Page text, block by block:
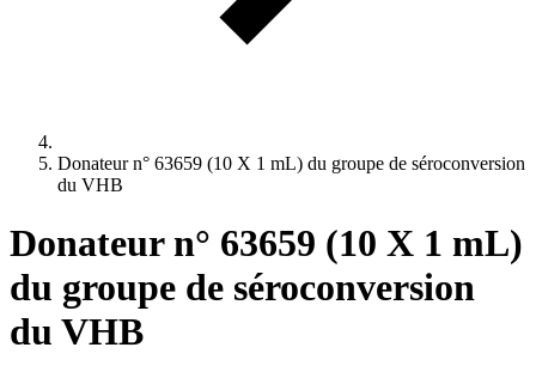
Donateur n° 63659 (10 X 1 mL) du groupe de séroconversion
du VHB
Donateur n° 63659 (10 X 1 mL)
du groupe de séroconversion
du VHB